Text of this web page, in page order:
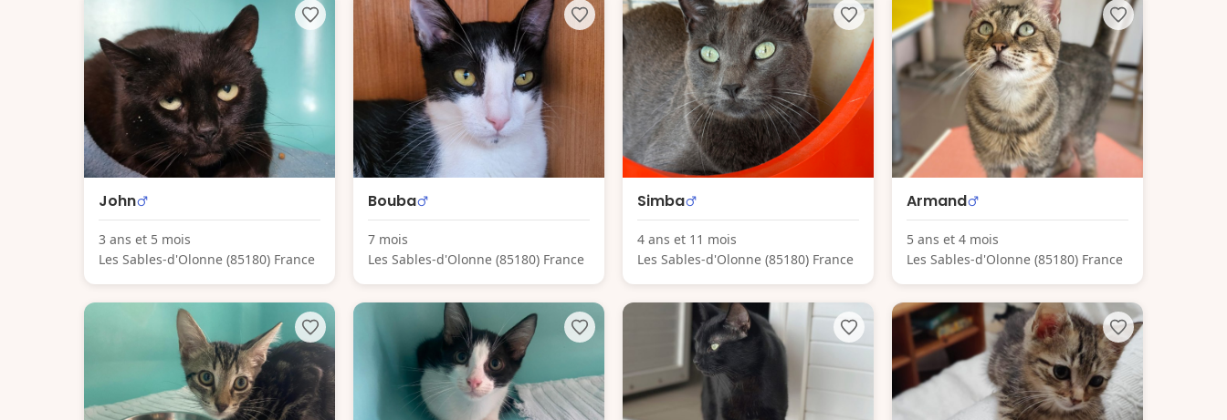
John
3 ans et 5 mois
Les Sables-d'Olonne (85180) France
Bouba
7 mois
Les Sables-d'Olonne (85180) France
Simba
4 ans et 11 mois
Les Sables-d'Olonne (85180) France
Armand
5 ans et 4 mois
Les Sables-d'Olonne (85180) France